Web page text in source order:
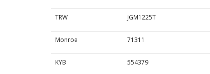
TRW JGM1225T
Monroe 71311
KYB 554379